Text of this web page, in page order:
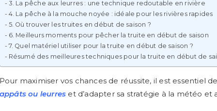
3. La pêche aux leurres : une technique redoutable en rivière
4. La pêche à la mouche noyée : idéale pour les rivières rapides
5. Où trouver les truites en début de saison ?
6. Meilleurs moments pour pêcher la truite en début de saison
7. Quel matériel utiliser pour la truite en début de saison ?
Résumé des meilleures techniques pour la truite en début de
maximiser vos chances de réussite, il est essentiel
ou leurres et d’adapter sa stratégie à la météo et